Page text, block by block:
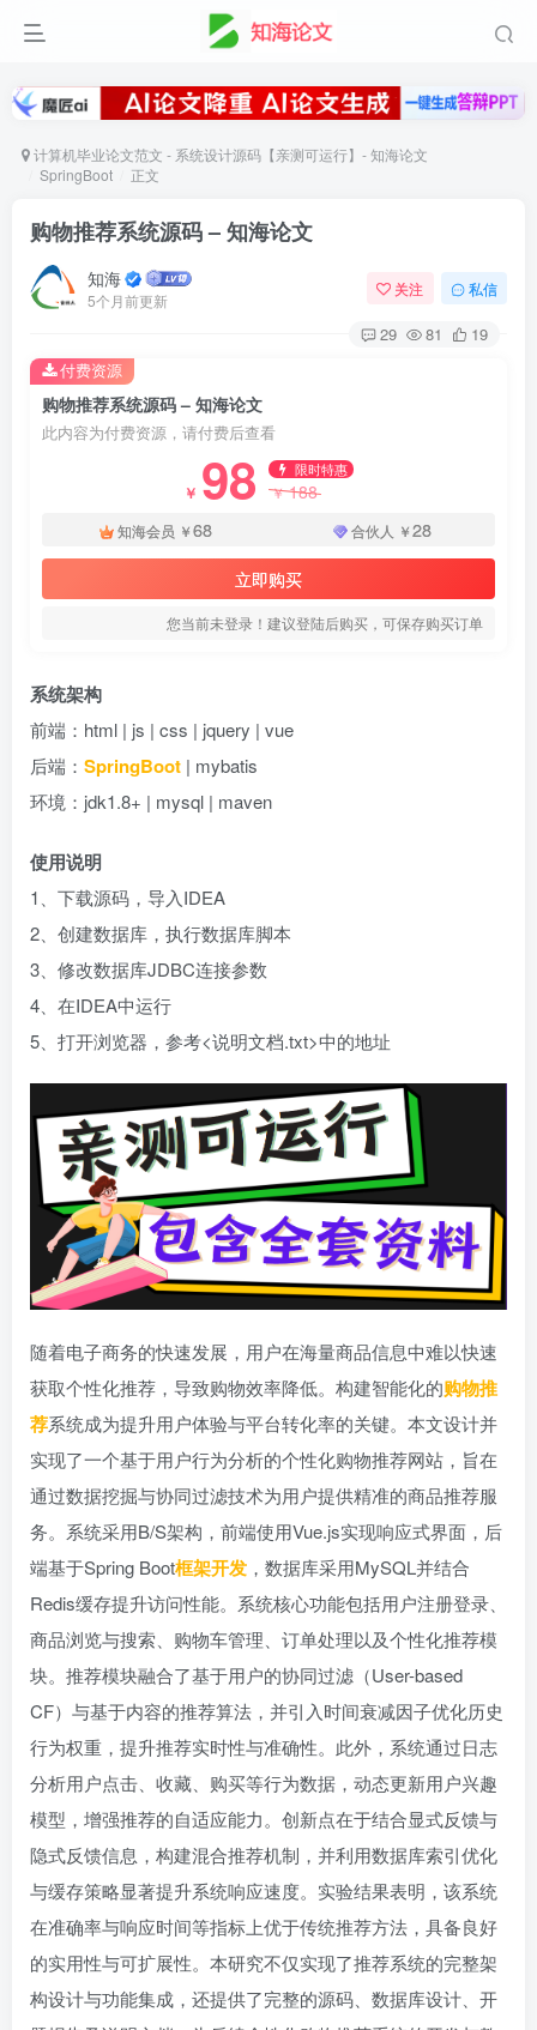
计算机毕业论文范文 - 系统设计源码【亲测可运行】- 知海论文
SpringBoot
正文
购物推荐系统源码 – 知海论文
知海
5个月前更新
关注 私信
29 81 19
购物推荐系统源码 – 知海论文
此内容为付费资源，请付费后查看
￥ 98 限时特惠
￥188
知海会员 ￥68 合伙人 ￥28
立即购买
您当前未登录！建议登陆后购买，可保存购买订单
付费资源
系统架构
前端：html | js | css | jquery | vue
后端： SpringBoot | mybatis
环境：jdk1.8+ | mysql | maven
使用说明
1、下载源码，导入IDEA
2、创建数据库，执行数据库脚本
3、修改数据库JDBC连接参数
4、在IDEA中运行
5、打开浏览器，参考<说明文档.txt>中的地址
随着电子商务的快速发展，用户在海量商品信息中难以快速
获取个性化推荐，导致购物效率降低。构建智能化的购物推
荐系统成为提升用户体验与平台转化率的关键。本文设计并
实现了一个基于用户行为分析的个性化购物推荐网站，旨在
通过数据挖掘与协同过滤技术为用户提供精准的商品推荐服
务。系统采用B/S架构，前端使用Vue.js实现响应式界面，后
端基于Spring Boot框架开发 ，数据库采用MySQL并结合
Redis缓存提升访问性能。系统核心功能包括用户注册登录、
商品浏览与搜索、购物车管理、订单处理以及个性化推荐模
块。推荐模块融合了基于用户的协同过滤（User-based
CF）与基于内容的推荐算法，并引入时间衰减因子优化历史
行为权重，提升推荐实时性与准确性。此外，系统通过日志
分析用户点击、收藏、购买等行为数据，动态更新用户兴趣
模型，增强推荐的自适应能力。创新点在于结合显式反馈与
隐式反馈信息，构建混合推荐机制，并利用数据库索引优化
与缓存策略显著提升系统响应速度。实验结果表明，该系统
在准确率与响应时间等指标上优于传统推荐方法，具备良好
的实用性与可扩展性。本研究不仅实现了推荐系统的完整架
构设计与功能集成，还提供了完整的源码、数据库设计、开